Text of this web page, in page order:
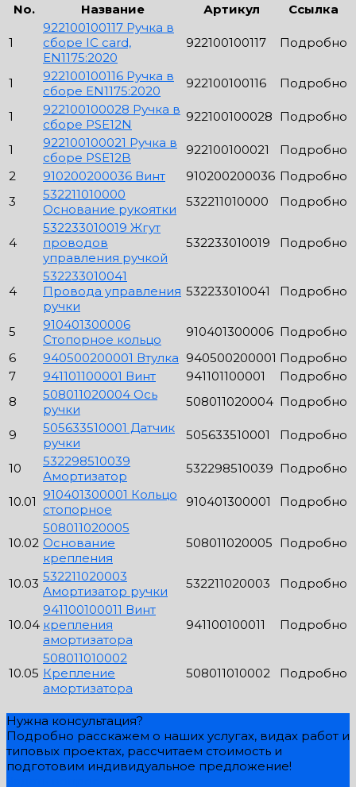
No.
Название Артикул Ссылка
1
922100100117 Ручка в
сборе IC card,
EN1175:2020
922100100117 Подробно
1
922100100116 Ручка в
сборе EN1175:2020
922100100116 Подробно
1
922100100028 Ручка в
сборе PSE12N
922100100028 Подробно
1
922100100021 Ручка в
сборе PSE12B
922100100021
Подробно
2
910200200036 Винт 910200200036 Подробно
3
532211010000
Основание рукоятки
532211010000 Подробно
4
532233010019 Жгут
проводов
управления ручкой
532233010019 Подробно
4
532233010041
Провода управления
ручки
532233010041 Подробно
5
910401300006
Стопорное кольцо
910401300006 Подробно
6
940500200001 Втулка 940500200001 Подробно
7
941101100001 Винт 941101100001
Подробно
8
508011020004 Ось
ручки
508011020004 Подробно
9
505633510001 Датчик
ручки
505633510001 Подробно
10
532298510039
Амортизатор
532298510039 Подробно
10.01 910401300001 Кольцо
стопорное
910401300001 Подробно
10.02
508011020005
Основание
крепления
508011020005 Подробно
10.03 532211020003
Амортизатор ручки
532211020003 Подробно
10.04
941100100011 Винт
крепления
амортизатора
941100100011 Подробно
10.05
508011010002
Крепление
амортизатора
508011010002 Подробно
Нужна консультация?
Подробно расскажем о наших услугах, видах работ и
типовых проектах, рассчитаем стоимость и
подготовим индивидуальное предложение!